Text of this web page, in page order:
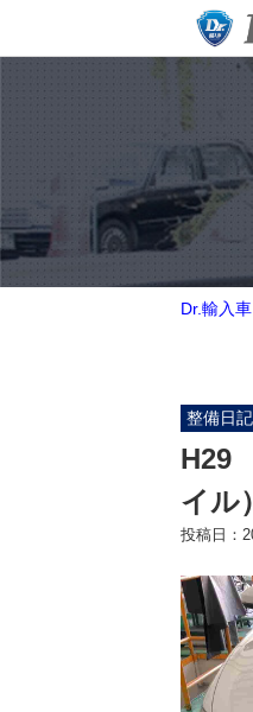
Dr.輸入
整備日記
H29
イル）
投稿日：